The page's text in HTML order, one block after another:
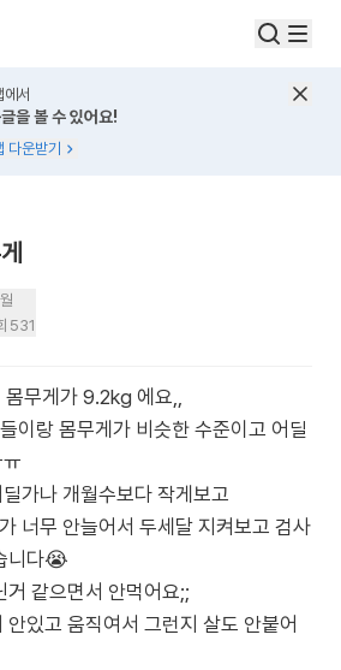
서
을 볼 수 있어요!
다운받기
531
무게가 9.2kg 에요,,
이랑 몸무게가 비슷한 수준이고 어딜
가나 개월수보다 작게보고
너무 안늘어서 두세달 지켜보고 검사
니다😭
거 같으면서 안먹어요;;
있고 움직여서 그런지 살도 안붙어